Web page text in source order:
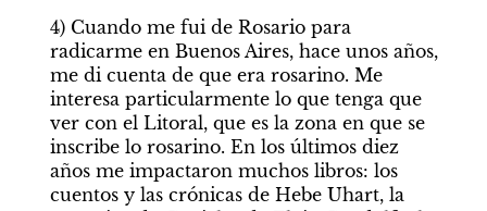
4) Cuando me fui de Rosario para
radicarme en Buenos Aires, hace unos años,
me di cuenta de que era rosarino. Me
interesa particularmente lo que tenga que
ver con el Litoral, que es la zona en que se
inscribe lo rosarino. En los últimos diez
años me impactaron muchos libros: los
cuentos y las crónicas de Hebe Uhart, la